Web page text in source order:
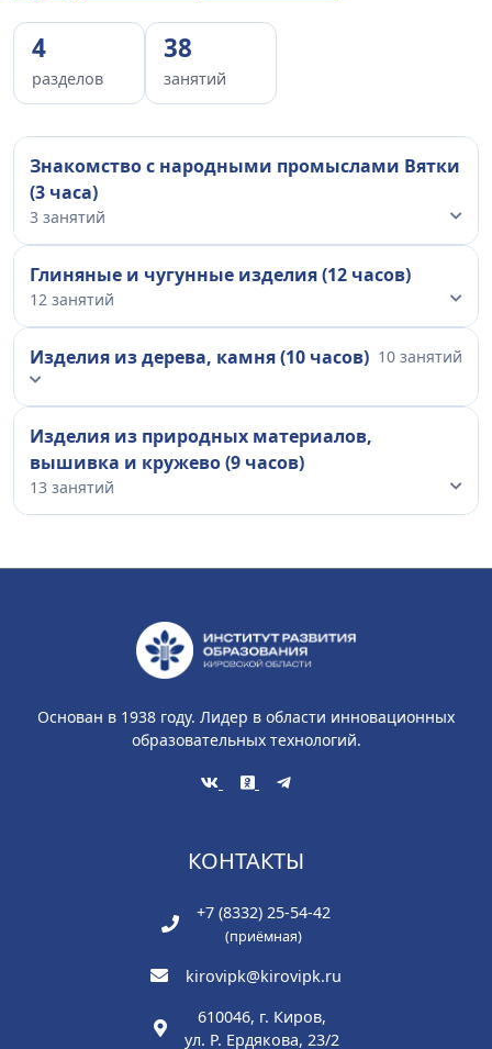
4
разделов
38
занятий
Знакомство с народными промыслами Вятки
(3 часа)
3 занятий
Глиняные и чугунные изделия (12 часов)
12 занятий
Изделия из дерева, камня (10 часов) 10 занятий
Изделия из природных материалов,
вышивка и кружево (9 часов)
13 занятий
Основан в 1938 году. Лидер в области инновационных
образовательных технологий.
КОНТАКТЫ
+7 (8332) 25-54-42
(приёмная)
kirovipk@kirovipk.ru
610046, г. Киров,
ул. Р. Ердякова, 23/2